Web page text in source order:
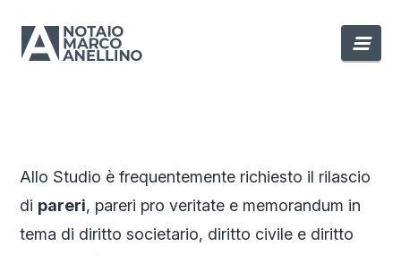
Allo Studio è frequentemente richiesto il rilascio
di pareri, pareri pro veritate e memorandum in
tema di diritto societario, diritto civile e diritto